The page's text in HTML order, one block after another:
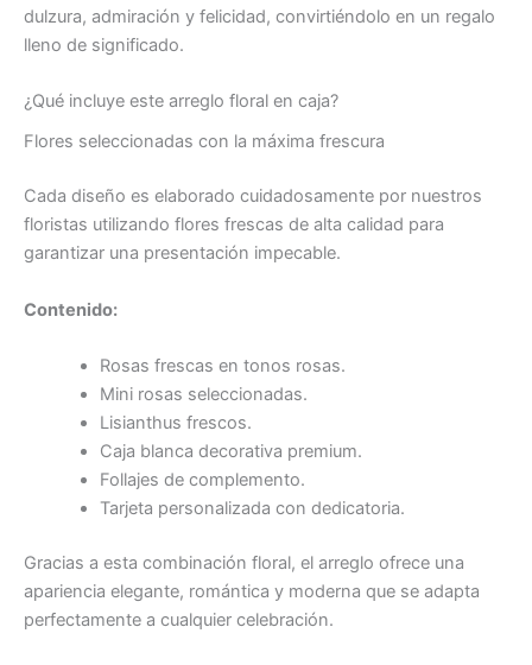
dulzura, admiración y felicidad, convirtiéndolo en un regalo
lleno de significado.
¿Qué incluye este arreglo floral en caja?
Flores seleccionadas con la máxima frescura
Cada diseño es elaborado cuidadosamente por nuestros
floristas utilizando flores frescas de alta calidad para
garantizar una presentación impecable.
Contenido:
Rosas frescas en tonos rosas.
Mini rosas seleccionadas.
Lisianthus frescos.
Caja blanca decorativa premium.
Follajes de complemento.
Tarjeta personalizada con dedicatoria.
Gracias a esta combinación floral, el arreglo ofrece una
apariencia elegante, romántica y moderna que se adapta
perfectamente a cualquier celebración.